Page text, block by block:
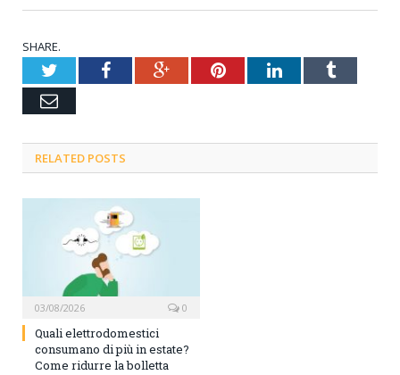
SHARE.
TwitterFacebookGoogle+PinterestLinkedInTumblr
Email
RELATED POSTS
03/08/2026 0
Quali elettrodomestici
consumano di più in estate?
Come ridurre la bolletta